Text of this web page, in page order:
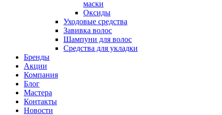
маски
Оксиды
Уходовые средства
Завивка волос
Шампуни для волос
Средства для укладки
Бренды
Акции
Компания
Блог
Мастера
Контакты
Новости